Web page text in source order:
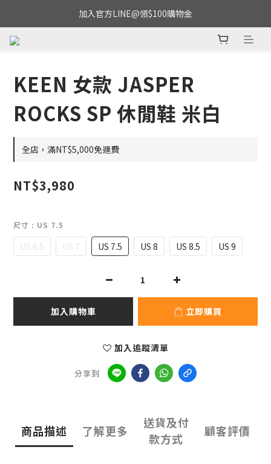
加入官方LINE@領$100購物金
KEEN 女款 JASPER
ROCKS SP 休閒鞋 米白
全店，滿NT$5,000免運費
NT$3,980
尺寸 : US 7.5
US 6.5 US 7 US 7.5 US 8 US 8.5 US 9
加入購物車 立即購買
加入追蹤清單
分享到
商品描述 了解更多
送貨及付
款方式
顧客評價